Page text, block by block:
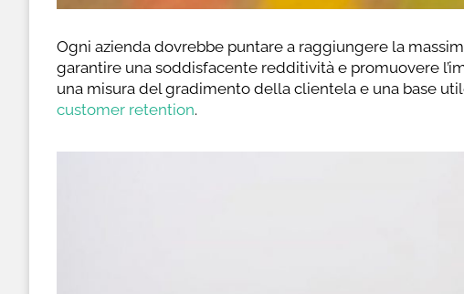
Ogni azienda dovrebbe puntare a raggiungere la
garantire una soddisfacente redditività e promuovere
una misura del gradimento della clientela e una base
customer retention.